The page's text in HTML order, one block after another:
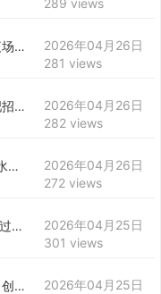
289 views
杭州余杭区余杭街道附近夜场招聘商务接待,还有哪些职位
2026年04月26日
281 views
杭州富阳区春建乡附近酒吧招聘商务接待,领队直招没套路的
2026年04月26日
282 views
杭州哪有夜总会ktv招聘酒水促销员,ktv最容易被选中的穿搭
2026年04月26日
272 views
杭州高端ktv招聘女服务生,过年放假吗？
2026年04月25日
301 views
逆袭招聘文案（突破传统：创新招聘策略大揭秘）
2026年04月25日